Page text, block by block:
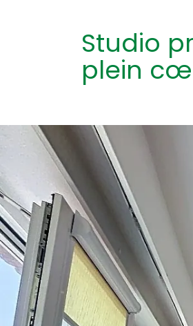
Studio
plein